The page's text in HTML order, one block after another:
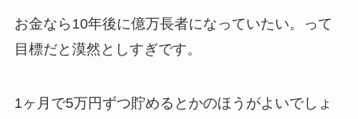
お金なら10年後に億万長者になっていたい。って
目標だと漠然としすぎです。
1ヶ月で5万円ずつ貯めるとかのほうがよいでしょ